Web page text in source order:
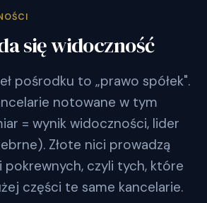
się widoczność
pośrodku to „prawo spółek".
notowane w tym
= wynik widoczności, lider
Złote nici prowadzą
pokrewnych, czyli tych, które
części te same kancelarie.